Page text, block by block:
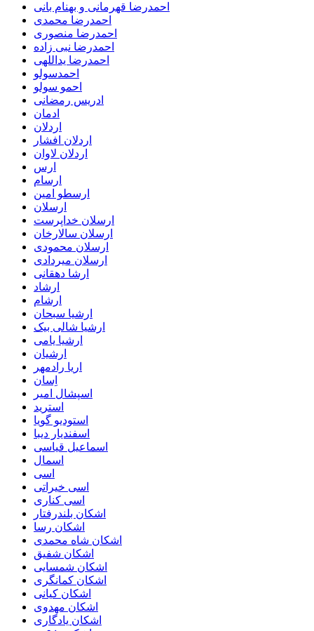
احمدرضا قهرمانی و بهنام بانی
احمدرضا محمدی
احمدرضا منصوری
احمدرضا نبی زاده
احمدرضا یداللهی
احمدسولو
احمو سولو
ادریس رمضانی
ادمان
اردلان
اردلان افشار
اردلان لاوان
ارس
ارسام
ارسطو امین
ارسلان
ارسلان خداپرست
ارسلان سالارخان
ارسلان محمودی
ارسلان میردادی
ارشا دهقانی
ارشاد
ارشام
ارشیا سبحان
ارشیا شالی بیک
ارشیا یامی
ارشیان
اریا رادمهر
اِسان
اسپشال امیر
استرید
استودیو گویا
اسفندیار دیبا
اسماعیل قیاسی
اسمال
اسی
اسی خیراتی
اسی کناری
اشکان بلندرفتار
اشکان رسا
اشکان شاه محمدی
اشکان شفیق
اشکان شمسایی
اشکان‌ کمانگری
اشکان کیانی
اشکان مهدوی
اشکان یادگاری